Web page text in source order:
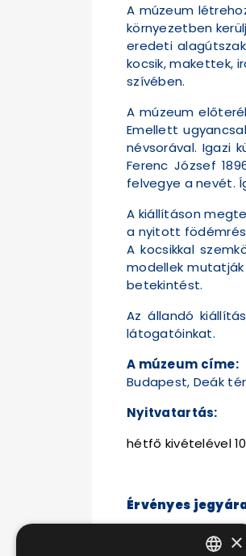
A múzeum
környezetben
eredeti
kocsik, makettek,
szívében.
A múzeum
Emellett
névsorával. Igazi
Ferenc József
felvegye a nevét.
A kiállításon
a nyitott
A kocsikkal
modellek
betekintést.
Az állandó
látogatóinkat.
A múzeum címe:
Budapest, Deák
Nyitvatartás:
hétfő kivételével
Érvényes
Teljes árú jegy:
×